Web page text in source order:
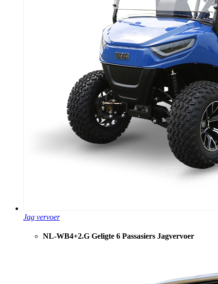
Jag vervoer
NL-WB4+2.G Geligte 6 Passasiers Jagvervoer